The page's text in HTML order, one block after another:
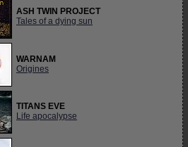
ASH TWIN PROJECT
Tales of a dying sun
WARNAM
Origines
TITANS EVE
Life apocalypse